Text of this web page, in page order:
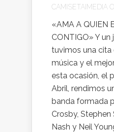
CAMISETAIMEDIA
«AMA A QUIEN
CONTIGO» Y un
tuvimos una cita
música y el
esta ocasión, el
Abril, rendimos
banda formada
Crosby, Stephen
Nash y Neil